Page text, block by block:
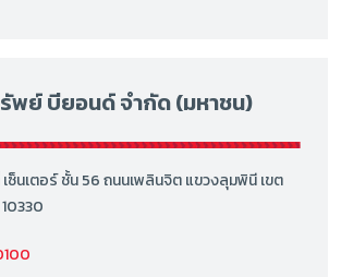
พย์ บียอนด์ จำกัด (มหาชน)
ซ็นเตอร์ ชั้น 56 ถนนเพลินจิต แขวงลุมพินี เขต